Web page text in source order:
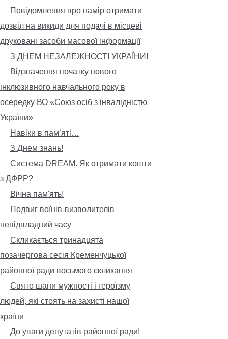
Повідомлення про намір отримати
дозвіл на викиди для подачі в місцеві
друковані засоби масової інформації
З ДНЕМ НЕЗАЛЕЖНОСТІ УКРАЇНИ!
Відзначення початку нового
інклюзивного навчального року в
осередку ВО «Союз осіб з інвалідністю
України»
Навіки в пам’яті…
З Днем знань!
Система DREAM. Як отримати кошти
з ДФРР?
Вічна пам'ять!
Подвиг воїнів-визволителів
непідвладний часу
Скликається тринадцята
позачергова сесія Кременчуцької
районної ради восьмого скликання
Свято шани мужності і героїзму
людей, які стоять на захисті нашої
країни
До уваги депутатів районної ради!